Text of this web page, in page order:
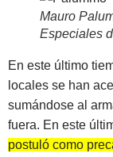
Mauro
Especiales
En este último
locales se han
sumándose al
fuera. En este
postuló como